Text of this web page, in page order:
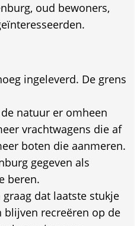
oud bewoners,
ingeleverd. De grens
natuur er omheen
vrachtwagens die af
boten die aanmeren.
gegeven als
beren.
dat laatste stukje
recreëren op de